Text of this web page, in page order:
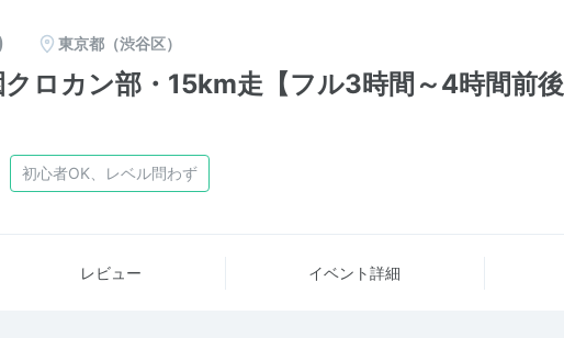
東京都（渋谷区）
ロカン部・15km走【フル3時間～4時間前後
初心者OK、レベル問わず
レビュー イベント詳細